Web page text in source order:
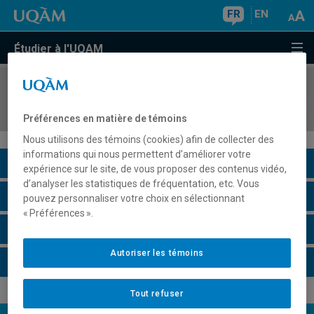
FR EN
Étudier à l'UQAM
COURS//
Description du cours
Horaire - Été 2026
Préférences en matière de témoins
Nous utilisons des témoins (cookies) afin de collecter des
informations qui nous permettent d’améliorer votre
expérience sur le site, de vous proposer des contenus vidéo,
d’analyser les statistiques de fréquentation, etc. Vous
pouvez personnaliser votre choix en sélectionnant
« Préférences ».
Tout refuser
Autoriser les témoins